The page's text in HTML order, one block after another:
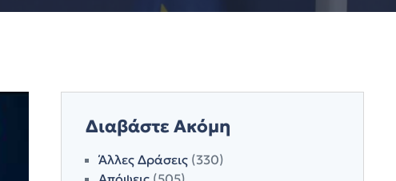
Διαβάστε Ακόμη
Άλλες Δράσεις(330)